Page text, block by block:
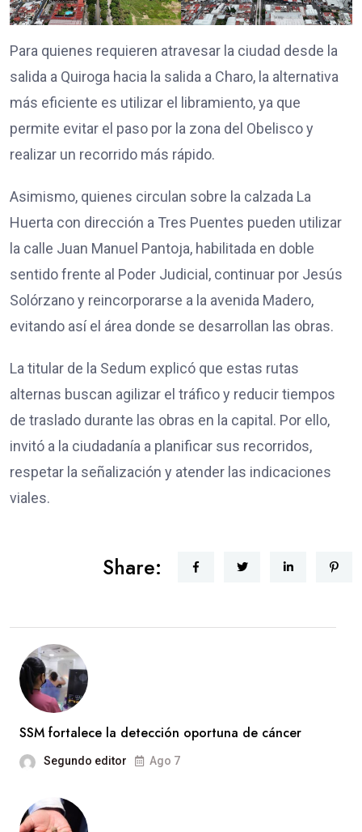
Para quienes requieren atravesar la ciudad desde la
salida a Quiroga hacia la salida a Charo, la alternativa
más eficiente es utilizar el libramiento, ya que
permite evitar el paso por la zona del Obelisco y
realizar un recorrido más rápido.
Asimismo, quienes circulan sobre la calzada La
Huerta con dirección a Tres Puentes pueden utilizar
la calle Juan Manuel Pantoja, habilitada en doble
sentido frente al Poder Judicial, continuar por Jesús
Solórzano y reincorporarse a la avenida Madero,
evitando así el área donde se desarrollan las obras.
La titular de la Sedum explicó que estas rutas
alternas buscan agilizar el tráfico y reducir tiempos
de traslado durante las obras en la capital. Por ello,
invitó a la ciudadanía a planificar sus recorridos,
respetar la señalización y atender las indicaciones
viales.
Share:
SSM fortalece la detección oportuna de cáncer
Segundo editor Ago 7